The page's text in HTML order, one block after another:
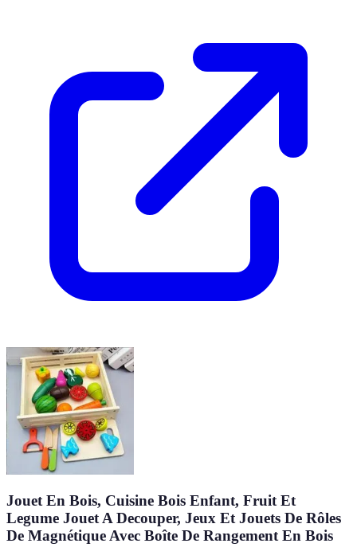
Jouet En Bois, Cuisine Bois Enfant, Fruit Et
Legume Jouet A Decouper, Jeux Et Jouets De Rôles
De Magnétique Avec Boîte De Rangement En Bois